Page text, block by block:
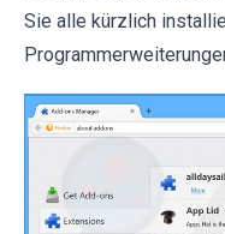
Sie alle kürzlich